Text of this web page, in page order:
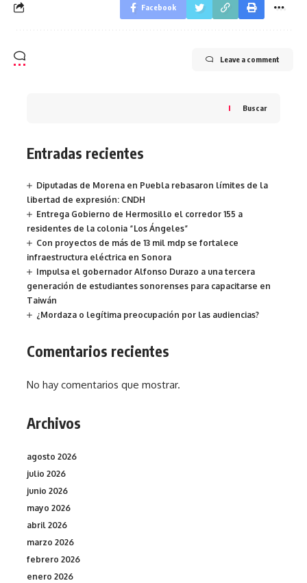
Facebook
Leave a comment
Buscar
Entradas recientes
Diputadas de Morena en Puebla rebasaron límites de la
libertad de expresión: CNDH
Entrega Gobierno de Hermosillo el corredor 155 a
residentes de la colonia “Los Ángeles”
Con proyectos de más de 13 mil mdp se fortalece
infraestructura eléctrica en Sonora
Impulsa el gobernador Alfonso Durazo a una tercera
generación de estudiantes sonorenses para capacitarse en
Taiwán
¿Mordaza o legítima preocupación por las audiencias?
Comentarios recientes
No hay comentarios que mostrar.
Archivos
agosto 2026
julio 2026
junio 2026
mayo 2026
abril 2026
marzo 2026
febrero 2026
enero 2026